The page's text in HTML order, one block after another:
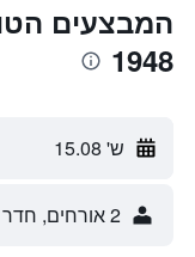
1948
ש' 15.08
2 אורחים, חדר 1